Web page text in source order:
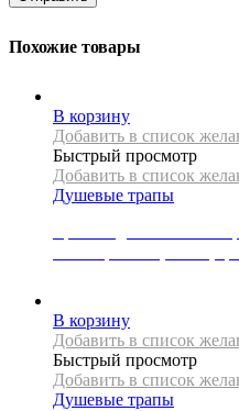
Похожие товары
В корзину
Добавить в список
Быстрый просмотр
Добавить в список
Душевые трапы
В корзину
Добавить в список
Быстрый просмотр
Добавить в список
Душевые трапы